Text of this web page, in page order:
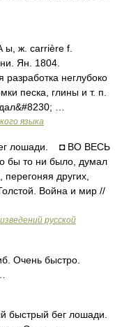
ж. carrière f.
Ян. 1804.
неглубоко
песка, глины и т. п.
…
языка
лошади. ◘ ВО ВЕСЬ
бы то ни было, думал
других,
Война и мир //
русской
Очень быстро.
бег лошади.